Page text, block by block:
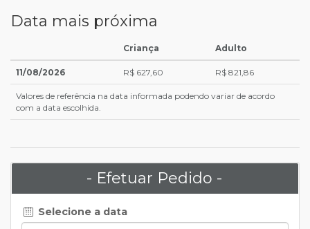
Data mais próxima
Criança Adulto
11/08/2026 R$ 627,60 R$ 821,86
Valores de referência na data informada podendo variar de acordo
com a data escolhida.
- Efetuar Pedido -
Selecione a data